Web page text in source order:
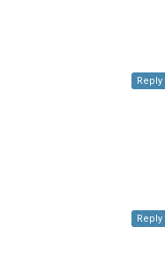
Reply
Reply